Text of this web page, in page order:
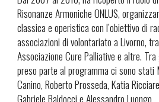
Risonanze Armoniche ONLUS,
classica e operistica con l’obiettivo di
associazioni di volontariato a Livorno,
Associazione Cure Palliative e altre.
preso parte al programma ci sono stati
Canino, Roberto Prosseda, Katia
Gabriele Baldocci e Alessandro Luongo.